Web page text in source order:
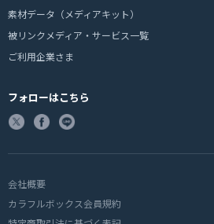
素材データ（メディアキット）
被リンクメディア・サービス一覧
ご利用企業さま
フォローはこちら
会社概要
カラフルボックス会員規約